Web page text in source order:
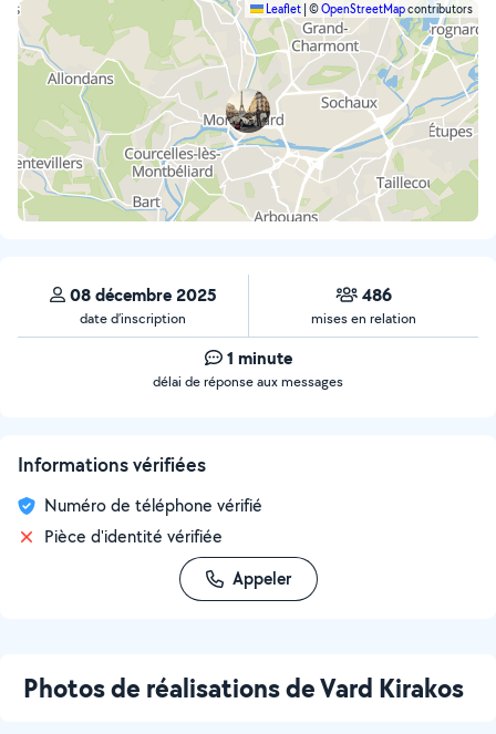
Leaflet ©OpenStreetMapcontributors
08 décembre 2025
date d’inscription
486
mises en relation
1 minute
délai de réponse aux messages
Informations vérifiées
Numéro de téléphone vérifié
Pièce d'identité vérifiée
Appeler
Photos de réalisations de Vard Kirakos